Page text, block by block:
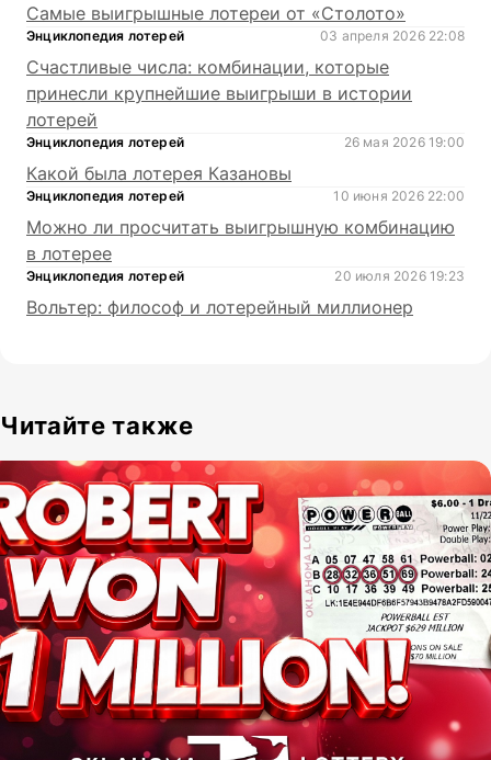
Самые выигрышные лотереи от «Столото»
Энциклопедия лотерей 03 апреля 2026 22:08
Счастливые числа: комбинации, которые
принесли крупнейшие выигрыши в истории
лотерей
Энциклопедия лотерей 26 мая 2026 19:00
Какой была лотерея Казановы
Энциклопедия лотерей 10 июня 2026 22:00
Можно ли просчитать выигрышную комбинацию
в лотерее
Энциклопедия лотерей 20 июля 2026 19:23
Вольтер: философ и лотерейный миллионер
Читайте также